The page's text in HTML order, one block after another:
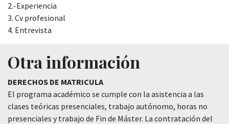
2.-Experiencia
3. Cv profesional
4. Entrevista
Otra información
DERECHOS DE MATRICULA
El programa académico se cumple con la asistencia a las
clases teóricas presenciales, trabajo autónomo, horas no
presenciales y trabajo de Fin de Máster. La contratación del